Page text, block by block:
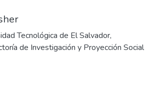
Tecnológica de El Salvador,
de Investigación y Proyección Social